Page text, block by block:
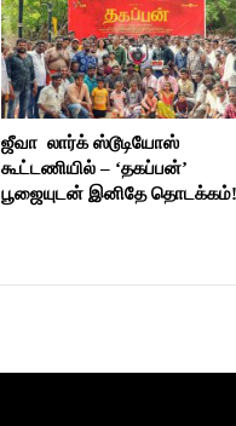
ஜீவா லார்க் ஸ்டூடியோஸ்
கூட்டணியில் – ‘தகப்பன்’
பூஜையுடன் இனிதே தொடக்கம்!